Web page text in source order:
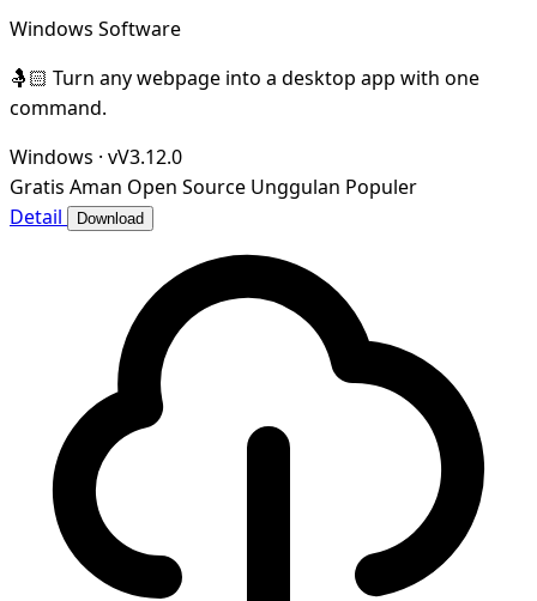
Windows Software
🤱🏻 Turn any webpage into a desktop app with one
command.
Windows · vV3.12.0
Gratis Aman Open Source Unggulan Populer
Detail
Download